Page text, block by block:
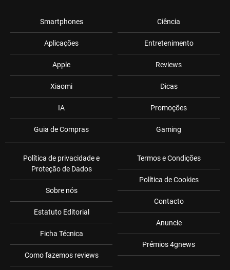
Smartphones
Aplicações
Apple
Xiaomi
IA
Guia de Compras
Ciência
Entretenimento
Reviews
Dicas
Promoções
Gaming
Política de privacidade e
Proteção de Dados
Sobre nós
Estatuto Editorial
Ficha Técnica
Como fazemos reviews
Termos e Condições
Política de Cookies
Contacto
Anuncie
Prémios 4gnews